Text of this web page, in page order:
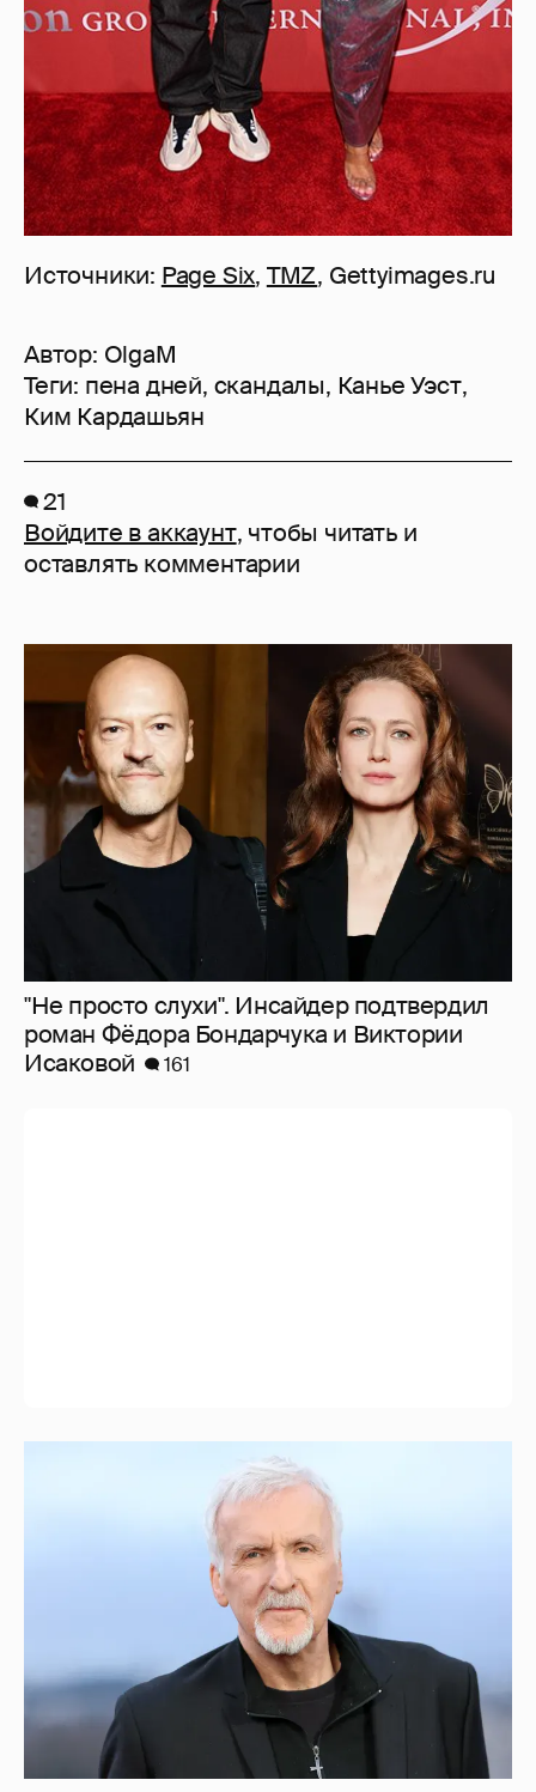
Источники: Page Six, TMZ, Gettyimages.ru
Автор: OlgaM
Теги: пена дней, скандалы, Канье Уэст,
Ким Кардашьян
21
Войдите в аккаунт, чтобы читать и
оставлять комментарии
"Не просто слухи". Инсайдер подтвердил
роман Фёдора Бондарчука и Виктории
Исаковой
161
Режиссёр Джеймс Кэмерон заговорил о
завершении своей карьеры